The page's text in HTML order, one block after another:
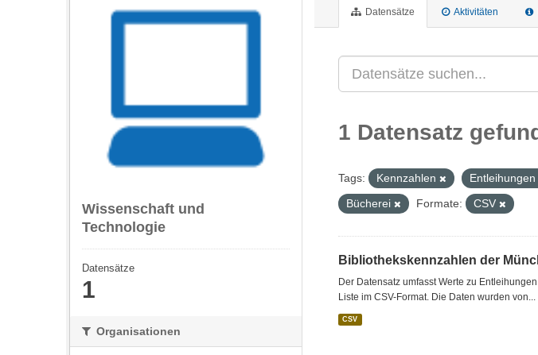
Wissenschaft und
Technologie
Datensätze
1
Organisationen
Datensätze Aktivitäten
1 Datensatz
Tags: Kennzahlen Entleihungen
Bücherei
Formate: CSV
Bibliothekskennzahlen der
Der Datensatz umfasst Werte zu
Liste im CSV-Format. Die Daten wurden von...
CSV